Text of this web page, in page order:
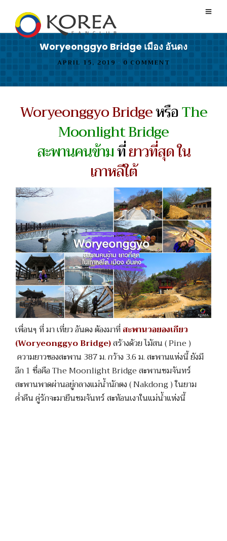
Woryeonggyo Bridge เมือง อันดง
APRIL 15, 2019 • 0 COMMENT
Woryeonggyo BridgeหรือThe
Moonlight Bridge
สะพานคนข้ามที่ยาวที่สุด ใน
เกาหลีใต้
เพื่อนๆ ที่ มา เที่ยว อันดง ต้องมาที่สะพานวอยองเกียว
(Woryeonggyo Bridge)สร้างด้วย ไม้สน ( Pine )
ความยาวของสะพาน 387 ม. กว้าง 3.6 ม. สะพานแห่งนี้ ยังมี
อีก 1 ชื่อคือ The Moonlight Bridge สะพานชมจันทร์
สะพานพาดผ่านอยู่กลางแม่น้ำนักตง ( Nakdong ) ในยาม
ค่ำคืน คู่รักจะมายืนชมจันทร์ สะท้อนเงาในแม่น้ำแห่งนี้